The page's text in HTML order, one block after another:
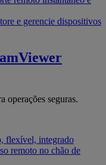
e gerencie dispositivos
operações seguras.
flexível, integrado
remoto no chão de